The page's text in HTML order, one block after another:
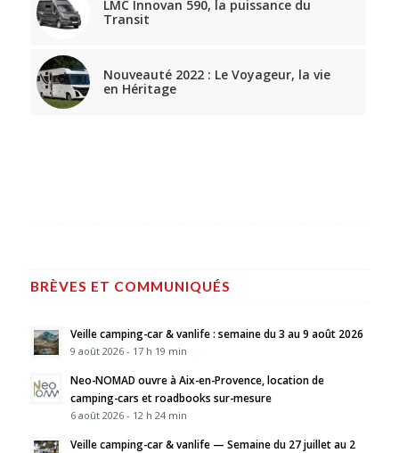
LMC Innovan 590, la puissance du
Transit
Nouveauté 2022 : Le Voyageur, la vie
en Héritage
BRÈVES ET COMMUNIQUÉS
Veille camping-car & vanlife : semaine du 3 au 9 août 2026
9 août 2026 - 17 h 19 min
Neo-NOMAD ouvre à Aix-en-Provence, location de
camping-cars et roadbooks sur-mesure
6 août 2026 - 12 h 24 min
Veille camping-car & vanlife — Semaine du 27 juillet au 2